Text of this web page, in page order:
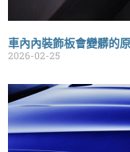
車內內裝飾板會變髒的
2026-02-25